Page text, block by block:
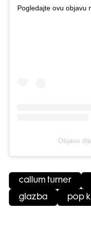
Pogledajte ovu objavu
Objavu
callum turner
glazba pop